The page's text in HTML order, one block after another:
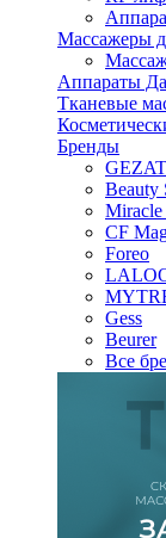
Массажеры
Аппараты
Тканевые
Бренды
Beauty
Miracle
CF
Foreo
Gess
Beurer
Все